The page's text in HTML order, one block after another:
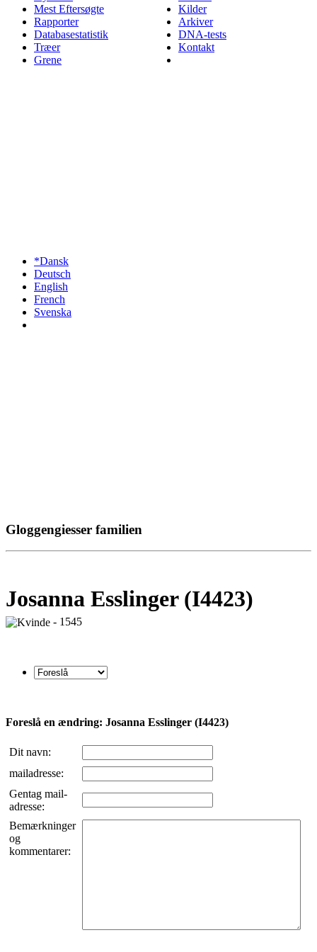
Mest Eftersøgte
Rapporter
Databasestatistik
Træer
Grene
Kilder
Arkiver
DNA-tests
Kontakt
*Dansk
Deutsch
English
French
Svenska
Gloggengiesser familien
Josanna Esslinger (I4423)
- 1545
Foreslå en ændring: Josanna Esslinger (I4423)
Dit navn:
mailadresse:
Gentag mail-
adresse:
Bemærkninger
og
kommentarer: